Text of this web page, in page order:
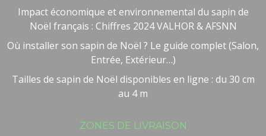
Impact économique et environnemental du sapin de
Noël français : Chiffres 2024 VALHOR & AFSNN
Où installer son sapin de Noël ? Le guide complet (Salon,
Entrée, Extérieur…)
Tailles de sapin de Noël disponibles en ligne : du 30 cm
au 4 m
ZONES DE LIVRAISON